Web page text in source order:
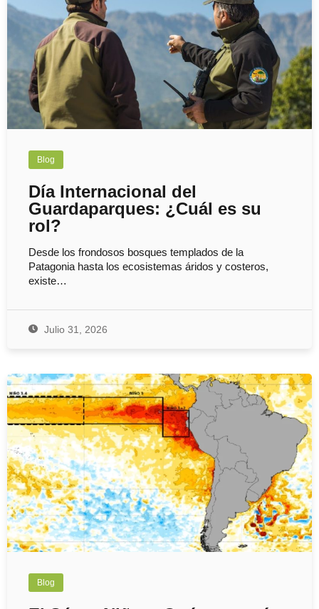
Blog
Día Internacional del
Guardaparques: ¿Cuál es su
rol?
Desde los frondosos bosques templados de la
Patagonia hasta los ecosistemas áridos y costeros,
existe…
Julio 31, 2026
Blog